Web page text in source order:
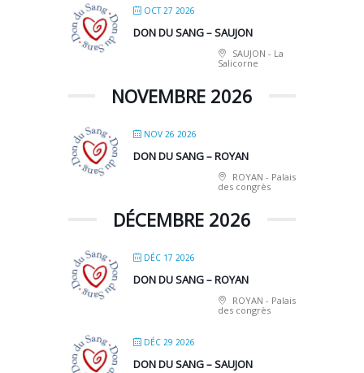
OCT 27 2026
DON DU SANG – SAUJON
SAUJON - La
Salicorne
NOVEMBRE 2026
NOV 26 2026
DON DU SANG – ROYAN
ROYAN - Palais
des congrès
DÉCEMBRE 2026
DÉC 17 2026
DON DU SANG – ROYAN
ROYAN - Palais
des congrès
DÉC 29 2026
DON DU SANG – SAUJON